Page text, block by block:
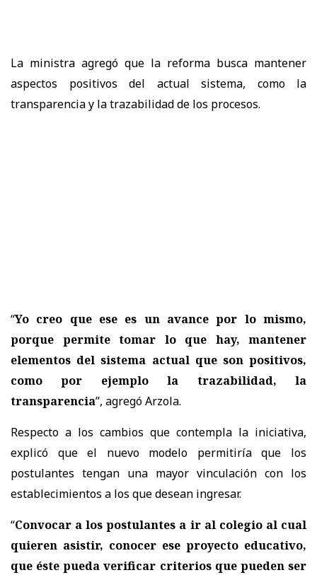
La ministra agregó que la reforma busca mantener
aspectos positivos del actual sistema, como la
transparencia y la trazabilidad de los procesos.
“Yo creo que ese es un avance por lo mismo,
porque permite tomar lo que hay, mantener
elementos del sistema actual que son positivos,
como por ejemplo la trazabilidad, la
transparencia”, agregó Arzola.
Respecto a los cambios que contempla la iniciativa,
explicó que el nuevo modelo permitiría que los
postulantes tengan una mayor vinculación con los
establecimientos a los que desean ingresar.
“Convocar a los postulantes a ir al colegio al cual
quieren asistir, conocer ese proyecto educativo,
que éste pueda verificar criterios que pueden ser